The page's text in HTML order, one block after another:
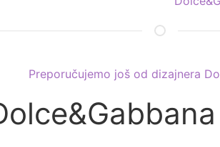
Preporučujemo još od dizajnera